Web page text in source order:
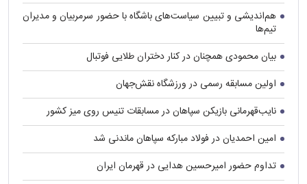
هم‌اندیشی و تبیین سیاست‌های باشگاه با حضور سرمربیان و مدیران
تیم‌ها
بیان محمودی همچنان در کنار دختران طلایی فوتبال
اولین مسابقه رسمی در ورزشگاه نقش‌جهان
نایب‌قهرمانی بازیکن سپاهان در مسابقات تنیس روی میز کشور
امین احمدیان در فولاد مبارکه سپاهان ماندنی شد
تداوم حضور امیرحسین هدایی در قهرمان ایران